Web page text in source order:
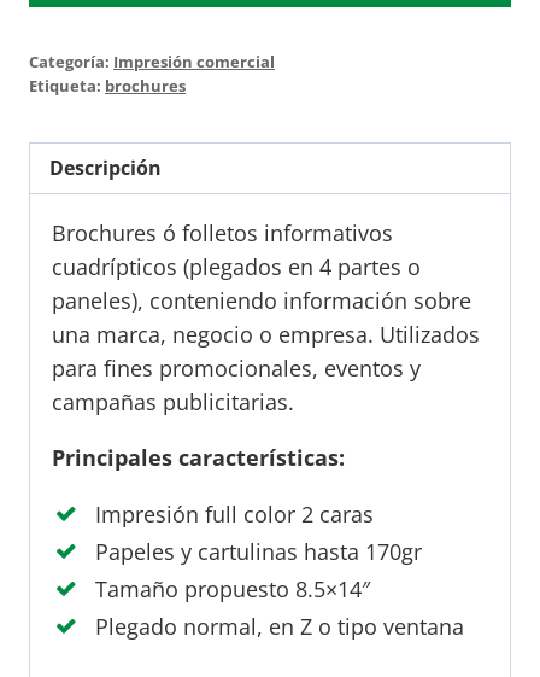
Categoría: Impresión comercial
Etiqueta: brochures
Descripción
Brochures ó folletos informativos
cuadrípticos (plegados en 4 partes o
paneles), conteniendo información sobre
una marca, negocio o empresa. Utilizados
para fines promocionales, eventos y
campañas publicitarias.
Principales características:
Impresión full color 2 caras
Papeles y cartulinas hasta 170gr
Tamaño propuesto 8.5×14″
Plegado normal, en Z o tipo ventana